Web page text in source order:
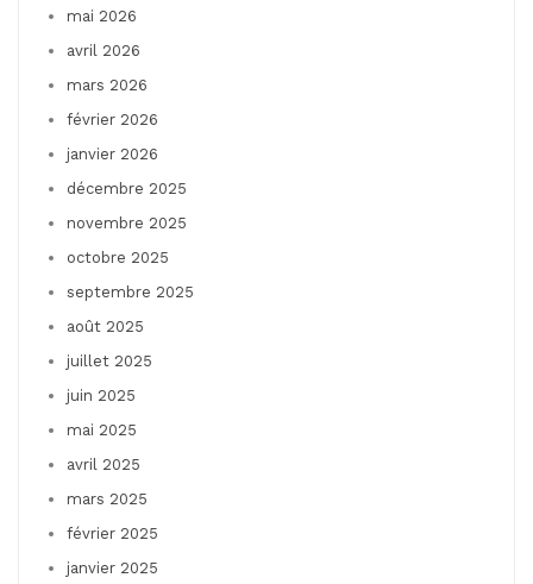
mai 2026
avril 2026
mars 2026
février 2026
janvier 2026
décembre 2025
novembre 2025
octobre 2025
septembre 2025
août 2025
juillet 2025
juin 2025
mai 2025
avril 2025
mars 2025
février 2025
janvier 2025